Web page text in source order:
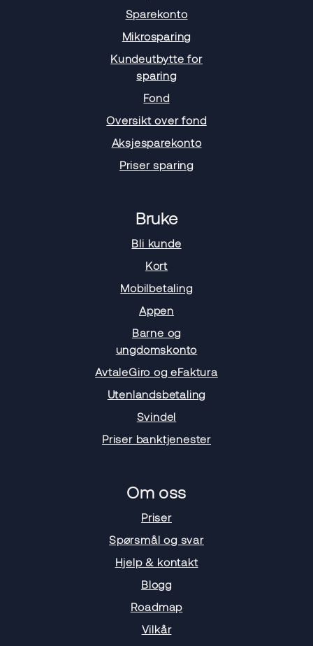
Sparekonto
Mikrosparing
Kundeutbytte for
sparing
Fond
Oversikt over fond
Aksjesparekonto
Priser sparing
Bruke
Bli kunde
Kort
Mobilbetaling
Appen
Barne og
ungdomskonto
AvtaleGiro og eFaktura
Utenlandsbetaling
Svindel
Priser banktjenester
Om oss
Priser
Spørsmål og svar
Hjelp & kontakt
Blogg
Roadmap
Vilkår